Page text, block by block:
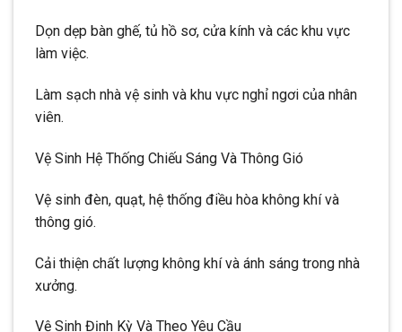
Dọn dẹp bàn ghế, tủ hồ sơ, cửa kính và các khu vực
làm việc.
Làm sạch nhà vệ sinh và khu vực nghỉ ngơi của nhân
viên.
Vệ Sinh Hệ Thống Chiếu Sáng Và Thông Gió
Vệ sinh đèn, quạt, hệ thống điều hòa không khí và
thông gió.
Cải thiện chất lượng không khí và ánh sáng trong nhà
xưởng.
Vệ Sinh Định Kỳ Và Theo Yêu Cầu